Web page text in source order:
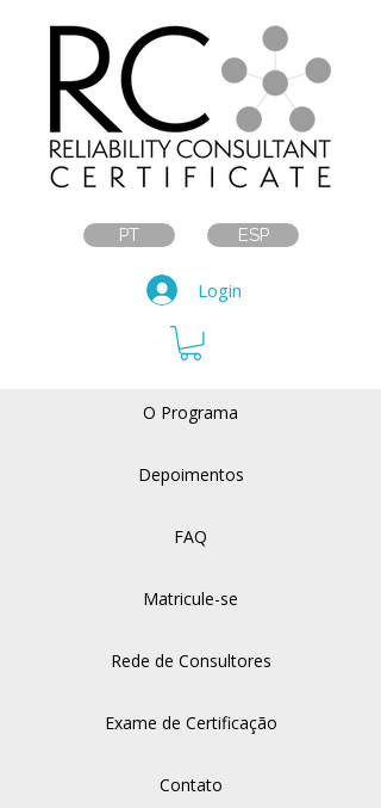
PT ESP
Login
O Programa
Depoimentos
FAQ
Matricule-se
Rede de Consultores
Exame de Certificação
Contato